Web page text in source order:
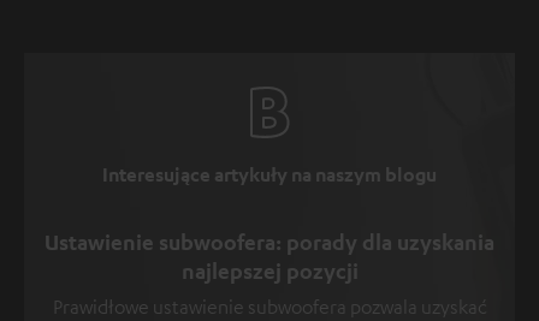
Interesujące artykuły na naszym blogu
Ustawienie subwoofera: porady dla uzyskania
najlepszej pozycji
Prawidłowe ustawienie subwoofera pozwala uzyskać